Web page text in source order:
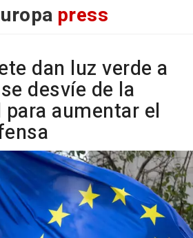
press
dan luz verde a
desvíe de la
aumentar el